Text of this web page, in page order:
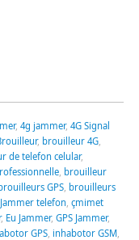
, 4g jammer, 4G Signal
, brouilleur 4G,
de telefon celular,
, brouilleur
GPS, brouilleurs
telefon çmimet
, Eu Jammer, GPS Jammer,
GPS, inhabotor GSM,